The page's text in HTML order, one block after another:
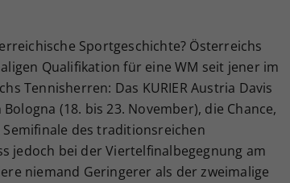
Sportgeschichte? Österreichs
Qualifikation für eine WM seit jener im
Tennisherren: Das KURIER Austria Davis
(18. bis 23. November), die Chance,
des traditionsreichen
jedoch bei der Viertelfinalbegegnung am
niemand Geringerer als der zweimalige